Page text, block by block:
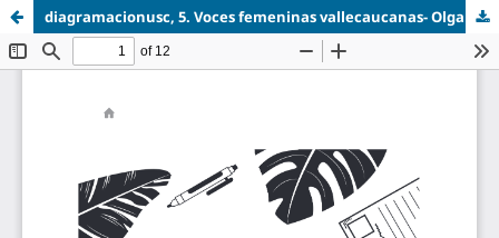
diagramacionusc, 5. Voces femeninas vallecaucanas- Olga Behar.pdf